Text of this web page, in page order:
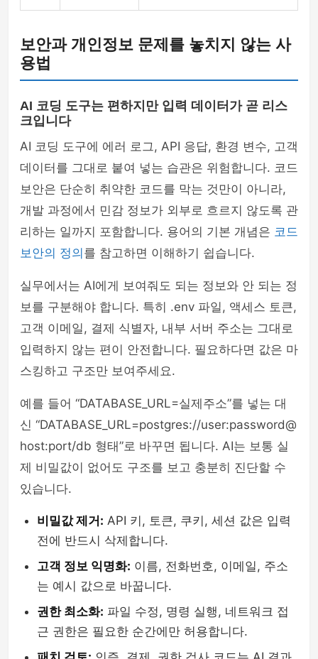
보안과 개인정보 문제를 놓치지 않는 사
용법
AI 코딩 도구는 편하지만 입력 데이터가 곧 리스
크입니다
AI 코딩 도구에 에러 로그, API 응답, 환경 변수, 고객
데이터를 그대로 붙여 넣는 습관은 위험합니다. 코드
보안은 단순히 취약한 코드를 막는 것만이 아니라,
개발 과정에서 민감 정보가 외부로 흐르지 않도록 관
리하는 일까지 포함합니다. 용어의 기본 개념은 코드
보안의 정의 를 참고하면 이해하기 쉽습니다.
실무에서는 AI에게 보여줘도 되는 정보와 안 되는 정
보를 구분해야 합니다. 특히 .env 파일, 액세스 토큰,
고객 이메일, 결제 식별자, 내부 서버 주소는 그대로
입력하지 않는 편이 안전합니다. 필요하다면 값은 마
스킹하고 구조만 보여주세요.
예를 들어 “DATABASE_URL=실제주소”를 넣는 대
신 “DATABASE_URL=postgres://user:password@
host:port/db 형태”로 바꾸면 됩니다. AI는 보통 실
제 비밀값이 없어도 구조를 보고 충분히 진단할 수
있습니다.
비밀값 제거: API 키, 토큰, 쿠키, 세션 값은 입력
전에 반드시 삭제합니다.
고객 정보 익명화: 이름, 전화번호, 이메일, 주소
는 예시 값으로 바꿉니다.
권한 최소화: 파일 수정, 명령 실행, 네트워크 접
근 권한은 필요한 순간에만 허용합니다.